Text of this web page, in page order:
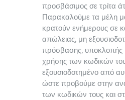
προσβάσιμος σε τρίτα
Παρακαλούμε τα μέλη
κρατούν ενήμερους σε
απώλειας, μη
πρόσβασης, υποκλοπής
χρήσης των κωδικών
εξουσιοδοτημένο από
ώστε προβούμε στην
των κωδικών τους και